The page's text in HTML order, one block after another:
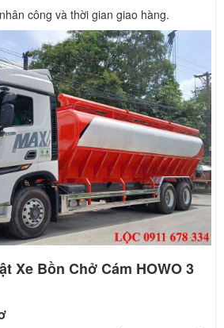
công và thời gian giao hàng.
Xe Bồn Chở Cám HOWO 3